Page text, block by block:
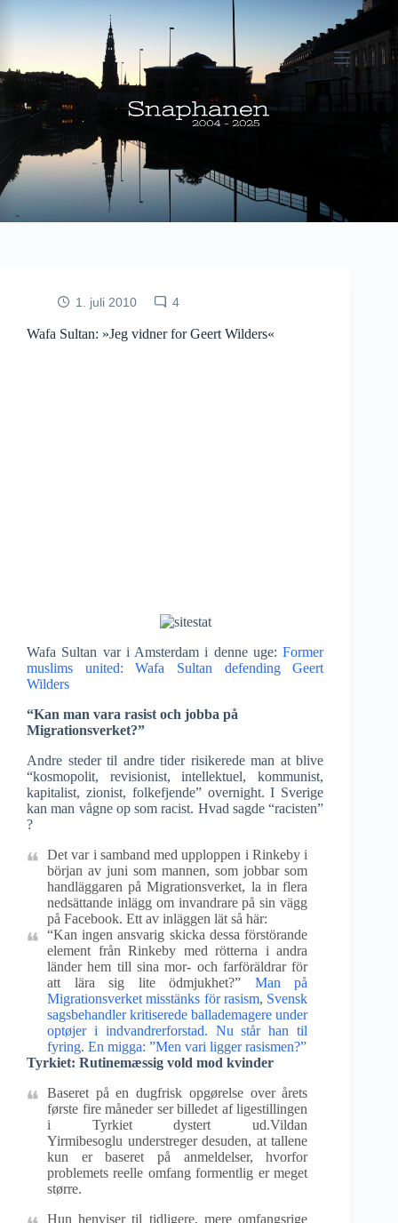
1. juli 2010 4
Wafa Sultan: »Jeg vidner for Geert Wilders«
Wafa Sultan var i Amsterdam i denne uge:Former
muslims united: Wafa Sultan defending Geert
Wilders
“Kan man vara rasist och jobba på
Migrationsverket?”
Andre steder til andre tider risikerede man at blive
“kosmopolit, revisionist, intellektuel, kommunist,
kapitalist, zionist, folkefjende” overnight. I Sverige
kan man vågne op som racist. Hvad sagde “racisten”
?
Det var i samband med upploppen i Rinkeby i
början av juni som mannen, som jobbar som
handläggaren på Migrationsverket, la in flera
nedsättande inlägg om invandrare på sin vägg
på Facebook. Ett av inläggen lät så här:
“Kan ingen ansvarig skicka dessa förstörande
element från Rinkeby med rötterna i andra
länder hem till sina mor- och farföräldrar för
att lära sig lite ödmjukhet?” Man på
Migrationsverket misstänks för rasism, Svensk
sagsbehandler kritiserede ballademagere under
optøjer i indvandrerforstad. Nu står han til
fyring. En migga: ”Men vari ligger rasismen?”
Tyrkiet: Rutinemæssig vold mod kvinder
Baseret på en dugfrisk opgørelse over årets
første fire måneder ser billedet af ligestillingen
i Tyrkiet dystert ud.Vildan
Yirmibesoglu understreger desuden, at tallene
kun er baseret på anmeldelser, hvorfor
problemets reelle omfang formentlig er meget
større.
Hun henviser til tidligere, mere omfangsrige